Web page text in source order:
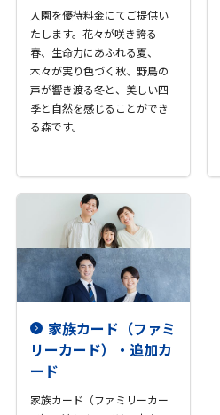
入園を優待料金にてご提供い
たします。花々が咲き誇る
春、生命力にあふれる夏、
木々が実り色づく秋、野鳥の
声が響き渡る冬と、美しい四
季と自然を感じることができ
る森です。
家族カード（ファミ
リーカード）・追加カ
ード
家族カード（ファミリーカー